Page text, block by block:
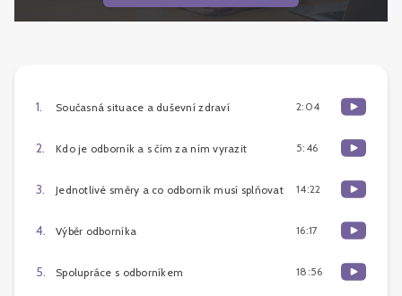
1. Současná situace a duševní zdraví 2:04
2. Kdo je odborník a s čím za ním vyrazit 5:46
3. Jednotlivé směry a co odborník musí splňovat 14:22
4. Výběr odborníka 16:17
5. Spolupráce s odborníkem 18:56